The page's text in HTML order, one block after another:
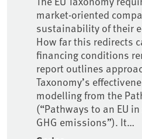
market-oriented
sustainability of their
How far this redirects
financing conditions
report outlines
Taxonomy’s
modelling from the
(“Pathways to an EU
GHG emissions”). It…